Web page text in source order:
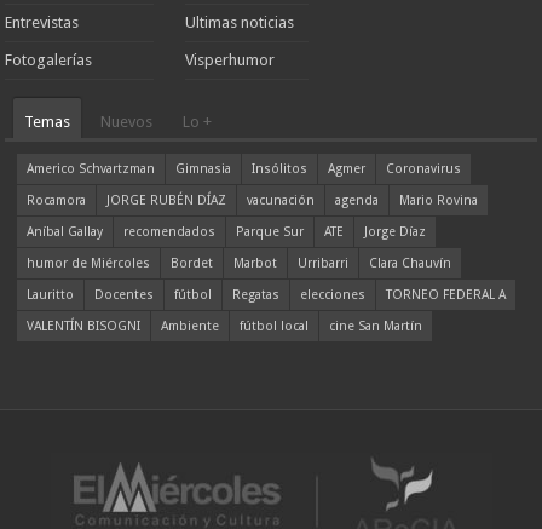
Entrevistas
Fotogalerías
Ultimas noticias
Visperhumor
Temas Nuevos Lo +
Americo Schvartzman Gimnasia Insólitos Agmer
Coronavirus
Rocamora
JORGE RUBÉN DÍAZ vacunación agenda
Mario Rovina
Aníbal Gallay
recomendados Parque Sur ATE
Jorge Díaz
humor de Miércoles
Bordet Marbot Urribarri
Clara Chauvín
Lauritto
Docentes fútbol Regatas elecciones
TORNEO FEDERAL A
VALENTÍN BISOGNI
Ambiente fútbol local cine San Martín